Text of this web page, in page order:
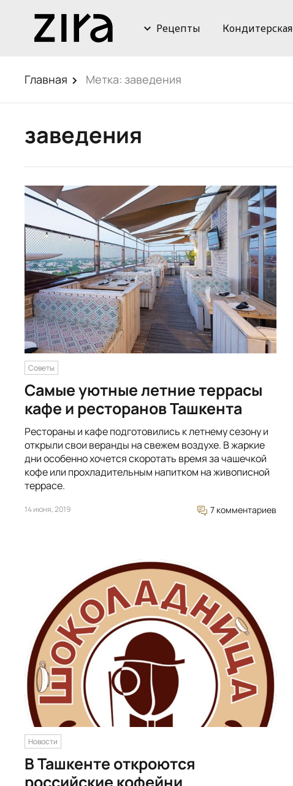
Рецепты Кондитерская
Главная Метка: заведения
заведения
Советы
Самые уютные летние террасы
кафе и ресторанов Ташкента
Рестораны и кафе подготовились к летнему сезону и
открыли свои веранды на свежем воздухе. В жаркие
дни особенно хочется скоротать время за чашечкой
кофе или прохладительным напитком на живописной
террасе.
14 июня, 2019 7 комментариев
Новости
В Ташкенте откроются